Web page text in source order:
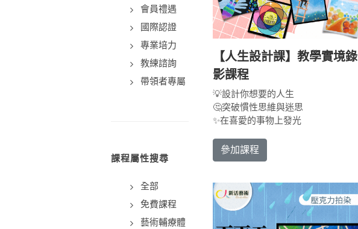
【人生設計課】教學實境錄
影課程
💡設計你想要的人生
🤔突破慣性思維與迷思
✨在喜愛的事物上發光
參加課程
會員禮遇
國際認證
專業培力
教練諮詢
帶領者專屬
課程屬性搜尋
全部
免費課程
藝術輔療體